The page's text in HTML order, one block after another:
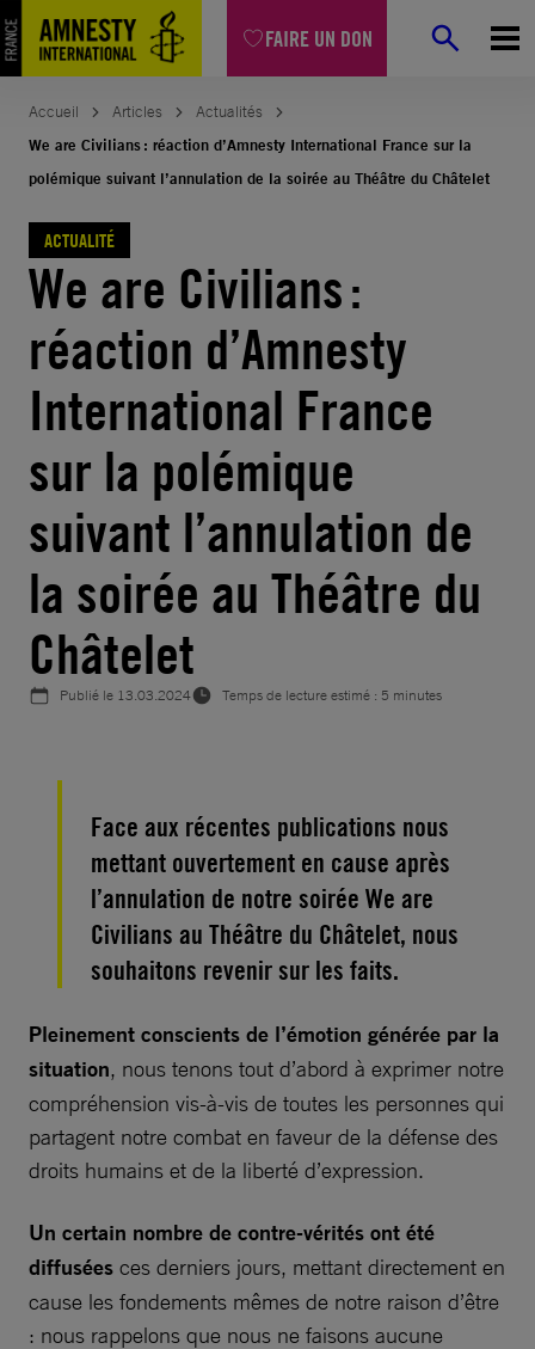
FAIRE UN DON
Aller
au
contenu
Accueil Articles
Actualités
We are Civilians : réaction d’Amnesty International France sur la
polémique suivant l’annulation de la soirée au Théâtre du Châtelet
ACTUALITÉ
We are Civilians :
réaction d’Amnesty
International France
sur la polémique
suivant l’annulation de
la soirée au Théâtre du
Châtelet
Publié le 13.03.2024 Temps de lecture estimé : 5 minutes
Face aux récentes publications nous
mettant ouvertement en cause après
l’annulation de notre soirée We are
Civilians au Théâtre du Châtelet, nous
souhaitons revenir sur les faits.
Pleinement conscients de l’émotion générée par la
situation, nous tenons tout d’abord à exprimer notre
compréhension vis-à-vis de toutes les personnes qui
partagent notre combat en faveur de la défense des
droits humains et de la liberté d’expression.
Un certain nombre de contre-vérités ont été
diffusées ces derniers jours, mettant directement en
cause les fondements mêmes de notre raison d’être
: nous rappelons que nous ne faisons aucune